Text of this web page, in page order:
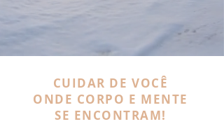
CUIDAR DE VOCÊ
ONDE CORPO E MENTE
SE ENCONTRAM!